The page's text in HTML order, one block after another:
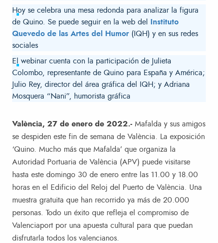
Hoy se celebra una mesa redonda para analizar la figura
de Quino. Se puede seguir en la web del
Instituto
Quevedo de las Artes del Humor (IQH) y en sus redes
sociales
El webinar cuenta con la participación de Julieta
Colombo, representante de Quino para España y América;
Julio Rey, director del área gráfica del IQH; y Adriana
Mosquera “Nani”, humorista gráfica
València, 27 de enero de 2022.- Mafalda y sus amigos
se despiden este fin de semana de València. La exposición
‘Quino. Mucho más que Mafalda’ que organiza la
Autoridad Portuaria de València (APV) puede visitarse
hasta este domingo 30 de enero entre las 11.00 y 18.00
horas en el Edificio del Reloj del Puerto de València. Una
muestra gratuita que han recorrido ya más de 20.000
personas. Todo un éxito que refleja el compromiso de
Valenciaport por una apuesta cultural para que puedan
disfrutarla todos los valencianos.